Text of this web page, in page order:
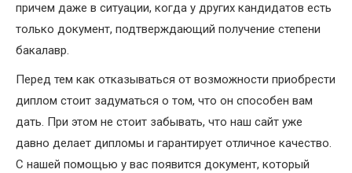
причем даже в ситуации, когда у других кандидатов есть
только документ, подтверждающий получение степени
бакалавр.
Перед тем как отказываться от возможности приобрести
диплом стоит задуматься о том, что он способен вам
дать. При этом не стоит забывать, что наш сайт уже
давно делает дипломы и гарантирует отличное качество.
С нашей помощью у вас появится документ, который